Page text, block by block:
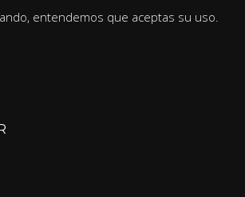
entendemos que aceptas su uso.